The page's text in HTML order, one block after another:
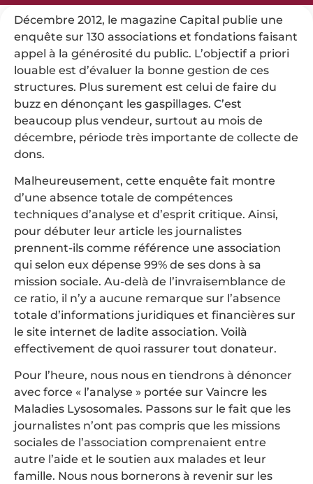
Décembre 2012, le magazine Capital publie une
enquête sur 130 associations et fondations faisant
appel à la générosité du public. L’objectif a priori
louable est d’évaluer la bonne gestion de ces
structures. Plus surement est celui de faire du
buzz en dénonçant les gaspillages. C’est
beaucoup plus vendeur, surtout au mois de
décembre, période très importante de collecte de
dons.
Malheureusement, cette enquête fait montre
d’une absence totale de compétences
techniques d’analyse et d’esprit critique. Ainsi,
pour débuter leur article les journalistes
prennent-ils comme référence une association
qui selon eux dépense 99% de ses dons à sa
mission sociale. Au-delà de l’invraisemblance de
ce ratio, il n’y a aucune remarque sur l’absence
totale d’informations juridiques et financières sur
le site internet de ladite association. Voilà
effectivement de quoi rassurer tout donateur.
Pour l’heure, nous nous en tiendrons à dénoncer
avec force « l’analyse » portée sur Vaincre les
Maladies Lysosomales. Passons sur le fait que les
journalistes n’ont pas compris que les missions
sociales de l’association comprenaient entre
autre l’aide et le soutien aux malades et leur
famille. Nous nous bornerons à revenir sur les